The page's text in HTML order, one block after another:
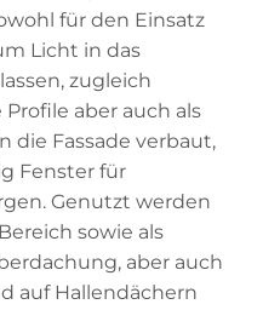
für den Einsatz
Licht in das
zugleich
aber auch als
die Fassade verbaut,
Fenster für
Genutzt werden
sowie als
aber auch
auf Hallendächern